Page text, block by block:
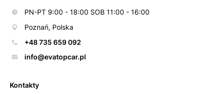
PN-PT 9:00 - 18:00 SOB 11:00 - 16:00
Poznań, Polska
+48 735 659 092
info@evatopcar.pl
Kontakty